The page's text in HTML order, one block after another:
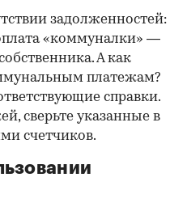
задолженностей:
«коммуналки» —
А как
платежам?
справки.
сверьте указанные в
счетчиков.